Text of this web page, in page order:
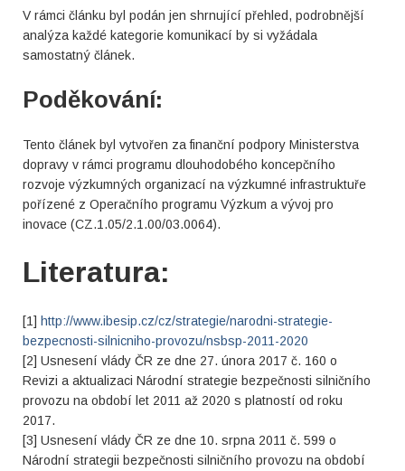
V rámci článku byl podán jen shrnující přehled, podrobnější
analýza každé kategorie komunikací by si vyžádala
samostatný článek.
Poděkování:
Tento článek byl vytvořen za finanční podpory Ministerstva
dopravy v rámci programu dlouhodobého koncepčního
rozvoje výzkumných organizací na výzkumné infrastruktuře
pořízené z Operačního programu Výzkum a vývoj pro
inovace (CZ.1.05/2.1.00/03.0064).
Literatura:
[1] http://www.ibesip.cz/cz/strategie/narodni-strategie-
bezpecnosti-silnicniho-provozu/nsbsp-2011-2020
[2] Usnesení vlády ČR ze dne 27. února 2017 č. 160 o
Revizi a aktualizaci Národní strategie bezpečnosti silničního
provozu na období let 2011 až 2020 s platností od roku
2017.
[3] Usnesení vlády ČR ze dne 10. srpna 2011 č. 599 o
Národní strategii bezpečnosti silničního provozu na období